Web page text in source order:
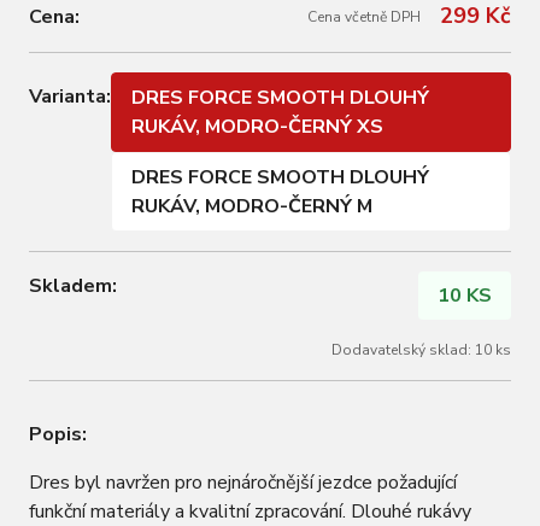
Cena: Cena včetně DPH 299 Kč
Varianta:
DRES FORCE SMOOTH DLOUHÝ
RUKÁV, MODRO-ČERNÝ XS
DRES FORCE SMOOTH DLOUHÝ
RUKÁV, MODRO-ČERNÝ M
Skladem: 10 KS
Dodavatelský sklad: 10 ks
Popis:
Dres byl navržen pro nejnáročnější jezdce požadující
funkční materiály a kvalitní zpracování. Dlouhé rukávy